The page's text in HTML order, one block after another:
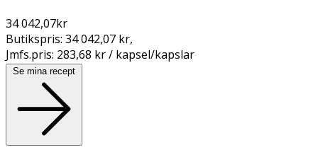
34 042,07kr
Butikspris: 34 042,07 kr,
Jmfs.pris: 283,68 kr / kapsel/kapslar
Se mina recept